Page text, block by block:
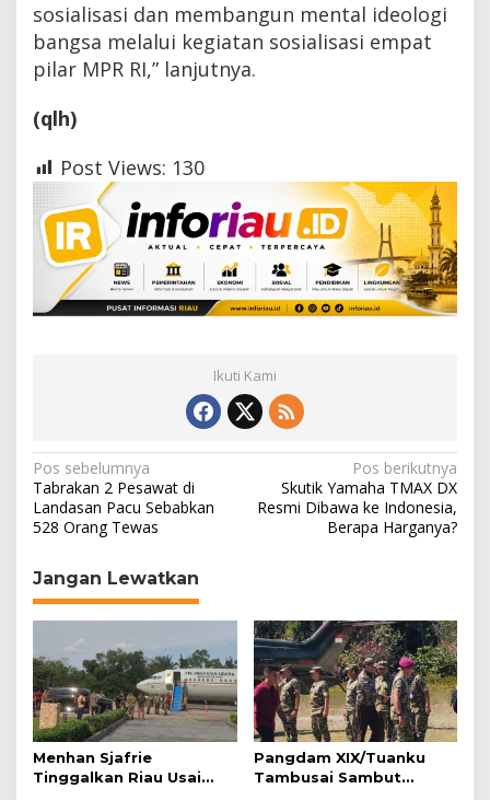
sosialisasi dan membangun mental ideologi
bangsa melalui kegiatan sosialisasi empat
pilar MPR RI,” lanjutnya.
(qlh)
Post Views: 130
Ikuti Kami
N
a
v
i
g
a
s
i
p
o
s
Pos sebelumnya
Tabrakan 2 Pesawat di
Landasan Pacu Sebabkan
528 Orang Tewas
Pos berikutnya
Skutik Yamaha TMAX DX
Resmi Dibawa ke Indonesia,
Berapa Harganya?
Jangan Lewatkan
Menhan Sjafrie
Tinggalkan Riau Usai
Pangdam XIX/Tuanku
Tambusai Sambut